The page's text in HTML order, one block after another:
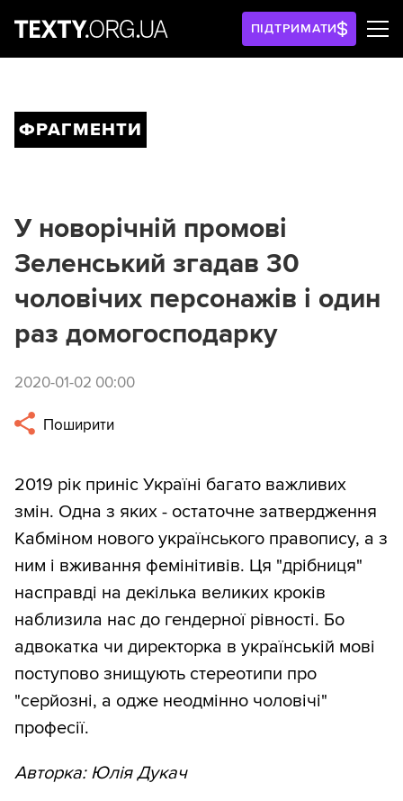
ПІДТРИМАТИ
ФРАГМЕНТИ
У новорічній промові
Зеленський згадав 30
чоловічих персонажів і один
раз домогосподарку
2020-01-02 00:00
Поширити
2019 рік приніс Україні багато важливих
змін. Одна з яких - остаточне затвердження
Кабміном нового українського правопису, а з
ним і вживання фемінітивів. Ця "дрібниця"
насправді на декілька великих кроків
наблизила нас до гендерної рівності. Бо
адвокатка чи директорка в українській мові
поступово знищують стереотипи про
"серйозні, а одже неодмінно чоловічі"
професії.
Авторка: Юлія Дукач